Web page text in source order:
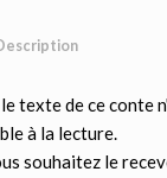
						Description
texte de ce conte
à la lecture.
souhaitez le